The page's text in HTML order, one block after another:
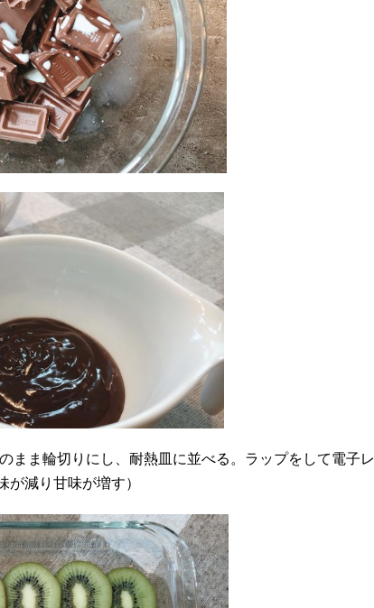
まま輪切りにし、耐熱皿に並べる。ラップをして電子レ
減り甘味が増す）